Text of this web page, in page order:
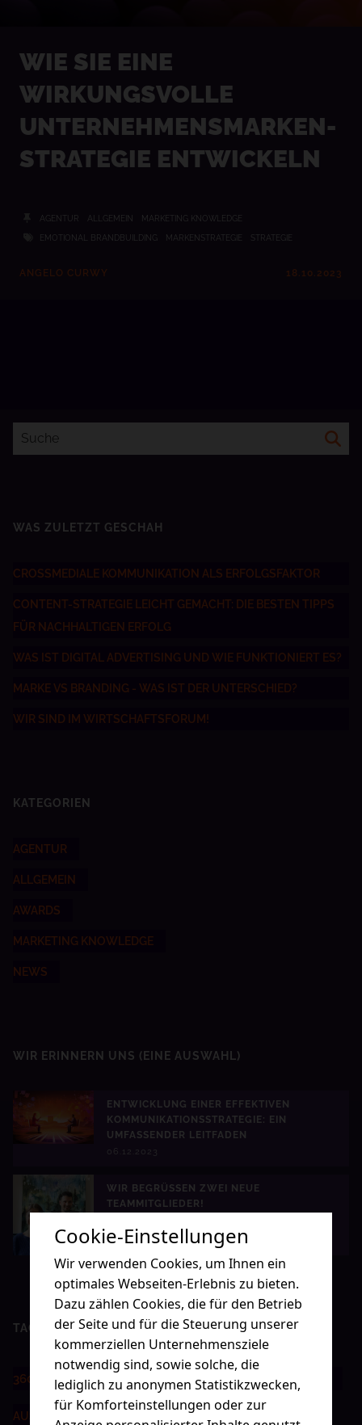
WIE SIE EINE
WIRKUNGSVOLLE
UNTERNEHMENSMARKEN-
STRATEGIE ENTWICKELN
AGENTUR ALLGEMEIN MARKETING KNOWLEDGE
EMOTIONAL BRANDBUILDING MARKENSTRATEGIE STRATEGIE
ANGELO CURWY 18.10.2023
WAS ZULETZT GESCHAH
CROSSMEDIALE KOMMUNIKATION ALS ERFOLGSFAKTOR
CONTENT-STRATEGIE LEICHT GEMACHT: DIE BESTEN TIPPS
FÜR NACHHALTIGEN ERFOLG
WAS IST DIGITAL ADVERTISING UND WIE FUNKTIONIERT ES?
MARKE VS BRANDING - WAS IST DER UNTERSCHIED?
WIR SIND IM WIRTSCHAFTSFORUM!
KATEGORIEN
AGENTUR
ALLGEMEIN
AWARDS
MARKETING KNOWLEDGE
NEWS
WIR ERINNERN UNS (EINE AUSWAHL)
ENTWICKLUNG EINER EFFEKTIVEN
KOMMUNIKATIONSSTRATEGIE: EIN
UMFASSENDER LEITFADEN
06.12.2023
WIR BEGRÜSSEN ZWEI NEUE T
EAMMITGLIEDER!
TAG CLOUD
360-GRAD ADDRESSABLE TV AGENTURLEBEN
AUSBILDUNG AUSZEICHNUNG
Cookie-Einstellungen
Wir verwenden Cookies, um Ihnen ein
optimales Webseiten-Erlebnis zu bieten.
Dazu zählen Cookies, die für den Betrieb
der Seite und für die Steuerung unserer
kommerziellen Unternehmensziele
notwendig sind, sowie solche, die
lediglich zu anonymen Statistikzwecken,
für Komforteinstellungen oder zur